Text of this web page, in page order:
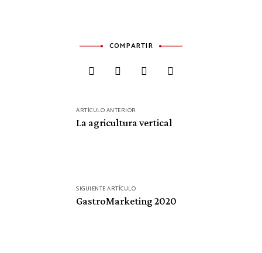
COMPARTIR
ARTÍCULO ANTERIOR
La agricultura vertical
SIGUIENTE ARTÍCULO
GastroMarketing 2020